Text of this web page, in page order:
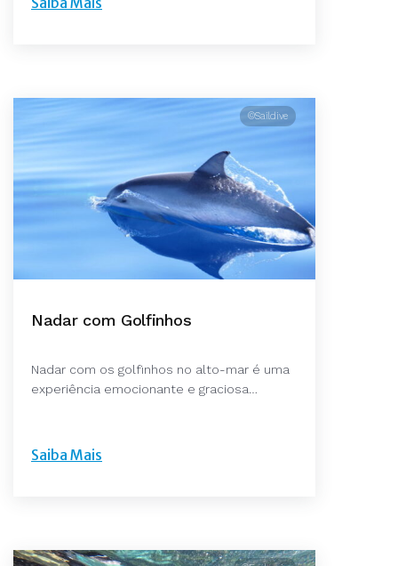
©Saildive
Nadar com Golfinhos
Nadar com os golfinhos no alto-mar é uma
experiência emocionante e graciosa…
Saiba Mais